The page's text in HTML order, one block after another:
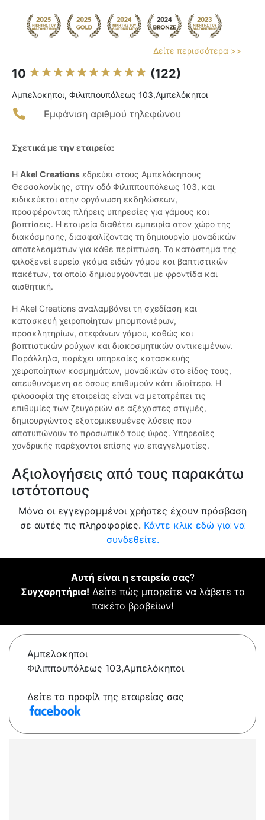
Δείτε περισσότερα >>
10 (122)
Αμπελοκηποι, Φιλιππουπόλεως 103,Αμπελόκηποι
Εμφάνιση αριθμού τηλεφώνου
Σχετικά με την εταιρεία:
Η Akel Creations εδρεύει στους Αμπελόκηπους
Θεσσαλονίκης, στην οδό Φιλιππουπόλεως 103, και
ειδικεύεται στην οργάνωση εκδηλώσεων,
προσφέροντας πλήρεις υπηρεσίες για γάμους και
βαπτίσεις. Η εταιρεία διαθέτει εμπειρία στον χώρο της
διακόσμησης, διασφαλίζοντας τη δημιουργία μοναδικών
αποτελεσμάτων για κάθε περίπτωση. Το κατάστημά της
φιλοξενεί ευρεία γκάμα ειδών γάμου και βαπτιστικών
πακέτων, τα οποία δημιουργούνται με φροντίδα και
αισθητική.
Η Akel Creations αναλαμβάνει τη σχεδίαση και
κατασκευή χειροποίητων μπομπονιέρων,
προσκλητηρίων, στεφάνων γάμου, καθώς και
βαπτιστικών ρούχων και διακοσμητικών αντικειμένων.
Παράλληλα, παρέχει υπηρεσίες κατασκευής
χειροποίητων κοσμημάτων, μοναδικών στο είδος τους,
απευθυνόμενη σε όσους επιθυμούν κάτι ιδιαίτερο. Η
φιλοσοφία της εταιρείας είναι να μετατρέπει τις
επιθυμίες των ζευγαριών σε αξέχαστες στιγμές,
δημιουργώντας εξατομικευμένες λύσεις που
αποτυπώνουν το προσωπικό τους ύφος. Υπηρεσίες
χονδρικής παρέχονται επίσης για επαγγελματίες.
Αξιολογήσεις από τους παρακάτω
ιστότοπους
Μόνο οι εγγεγραμμένοι χρήστες έχουν πρόσβαση
σε αυτές τις πληροφορίες. Κάντε κλικ εδώ για να
συνδεθείτε.
Αυτή είναι η εταιρεία σας?
Συγχαρητήρια! Δείτε πώς μπορείτε να λάβετε το
πακέτο βραβείων!
Αμπελοκηποι
Φιλιππουπόλεως 103,Αμπελόκηποι
Δείτε το προφίλ της εταιρείας σας